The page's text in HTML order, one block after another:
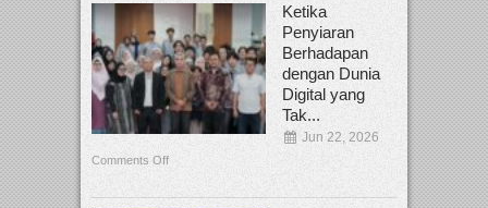
Ketika
Penyiaran
Berhadapan
dengan Dunia
Digital yang
Tak...
Jun 22, 2026
Comments Off